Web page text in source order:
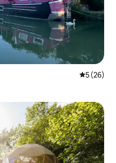
5 (26)